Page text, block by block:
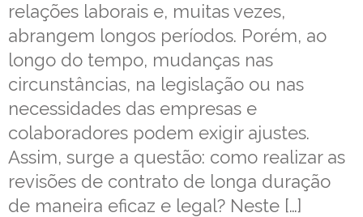
relações laborais e, muitas vezes,
abrangem longos períodos. Porém, ao
longo do tempo, mudanças nas
circunstâncias, na legislação ou nas
necessidades das empresas e
colaboradores podem exigir ajustes.
Assim, surge a questão: como realizar as
revisões de contrato de longa duração
de maneira eficaz e legal? Neste […]